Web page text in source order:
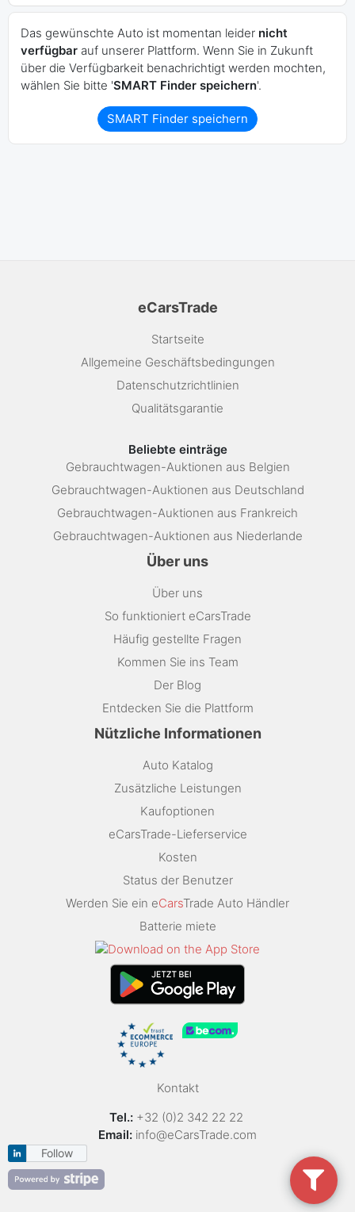
Das gewünschte Auto ist momentan leider nicht
verfügbar auf unserer Plattform. Wenn Sie in Zukunft
über die Verfügbarkeit benachrichtigt werden mochten,
wählen Sie bitte 'SMART Finder speichern'.
SMART Finder speichern
eCarsTrade
Startseite
Allgemeine Geschäftsbedingungen
Datenschutzrichtlinien
Qualitätsgarantie
Beliebte einträge
Gebrauchtwagen-Auktionen aus Belgien
Gebrauchtwagen-Auktionen aus Deutschland
Gebrauchtwagen-Auktionen aus Frankreich
Gebrauchtwagen-Auktionen aus Niederlande
Über uns
Über uns
So funktioniert eCarsTrade
Häufig gestellte Fragen
Kommen Sie ins Team
Der Blog
Entdecken Sie die Plattform
Nützliche Informationen
Auto Katalog
Zusätzliche Leistungen
Kaufoptionen
eCarsTrade-Lieferservice
Kosten
Status der Benutzer
Werden Sie ein eCarsTrade Auto Händler
Batterie miete
Kontakt
Tel.: +32 (0)2 342 22 22
Email: info@eCarsTrade.com
Follow